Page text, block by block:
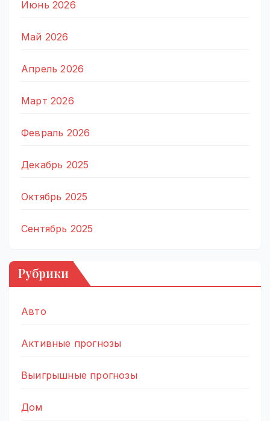
Июнь 2026
Май 2026
Апрель 2026
Март 2026
Февраль 2026
Декабрь 2025
Октябрь 2025
Сентябрь 2025
Рубрики
Авто
Активные прогнозы
Выигрышные прогнозы
Дом